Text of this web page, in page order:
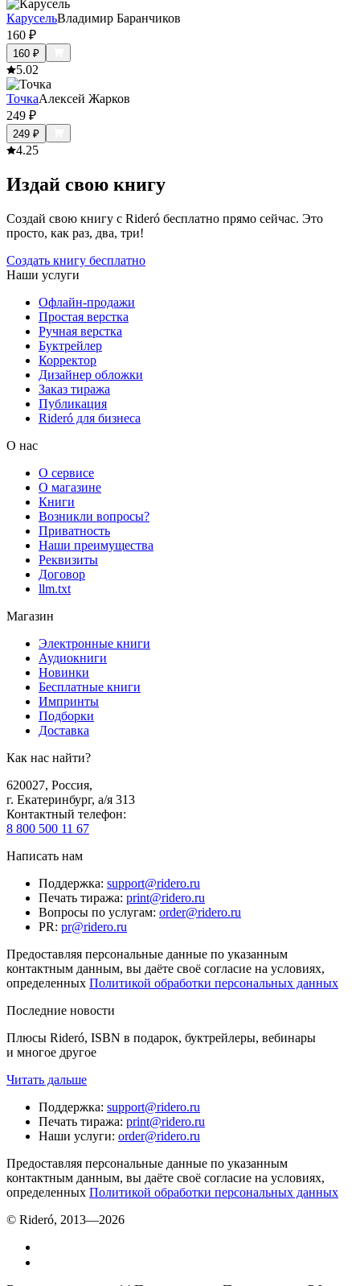
КарусельВладимир Баранчиков
160 ₽
160 ₽
5.02
ТочкаАлексей Жарков
249 ₽
249 ₽
4.25
Издай свою книгу
Создай свою книгу с Rideró бесплатно прямо сейчас. Это
просто, как раз, два, три!
Создать книгу бесплатно
Наши услуги
Офлайн-продажи
Простая верстка
Ручная верстка
Буктрейлер
Корректор
Дизайнер обложки
Заказ тиража
Публикация
Rideró для бизнеса
О нас
О сервисе
О магазине
Книги
Возникли вопросы?
Приватность
Наши преимущества
Реквизиты
Договор
llm.txt
Магазин
Электронные книги
Аудиокниги
Новинки
Бесплатные книги
Импринты
Подборки
Доставка
Как нас найти?
620027, Россия,
г. Екатеринбург, а/я 313
Контактный телефон:
8 800 500 11 67
Написать нам
Поддержка: support@ridero.ru
Печать тиража: print@ridero.ru
Вопросы по услугам: order@ridero.ru
PR: pr@ridero.ru
Предоставляя персональные данные по указанным
контактным данным, вы даёте своё согласие на условиях,
определенных Политикой обработки персональных данных
Последние новости
Плюсы Rideró, ISBN в подарок, буктрейлеры, вебинары
и многое другое
Читать дальше
Поддержка: support@ridero.ru
Печать тиража: print@ridero.ru
Наши услуги: order@ridero.ru
Предоставляя персональные данные по указанным
контактным данным, вы даёте своё согласие на условиях,
определенных Политикой обработки персональных данных
© Rideró, 2013—2026